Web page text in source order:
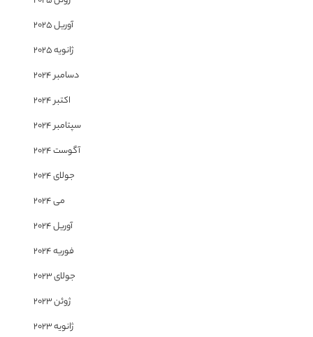
آوریل 2025
ژانویه 2025
دسامبر 2024
اکتبر 2024
سپتامبر 2024
آگوست 2024
جولای 2024
می 2024
آوریل 2024
فوریه 2024
جولای 2023
ژوئن 2023
ژانویه 2023